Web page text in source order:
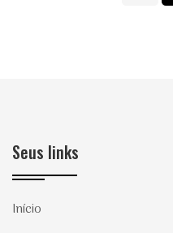
Seus links
Início